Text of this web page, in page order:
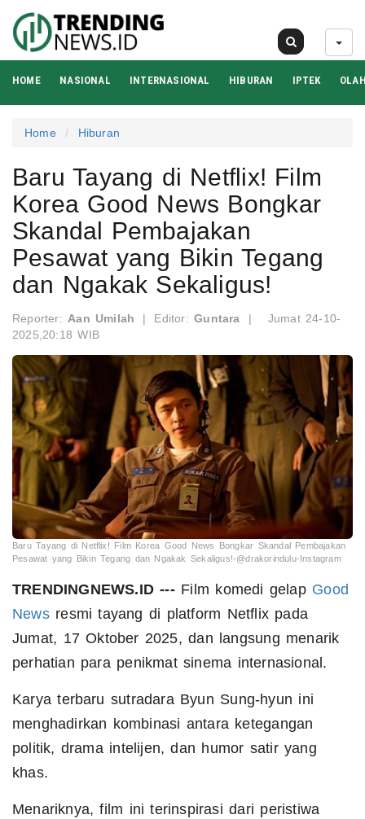
HOME NASIONAL INTERNASIONAL HIBURAN IPTEK
Home Hiburan
Baru Tayang di Netflix! Film
Korea Good News Bongkar
Skandal Pembajakan
Pesawat yang Bikin Tegang
dan Ngakak Sekaligus!
Reporter: Aan Umilah | Editor:Guntara |
Jumat 24-10-
2025,20:18 WIB
Baru Tayang di Netflix! Film Korea Good News Bongkar Skandal Pembajakan
Pesawat yang Bikin Tegang dan Ngakak Sekaligus!-@drakorindulu-Instagram
TRENDINGNEWS.ID ---Film komedi gelap Good
Newsresmi tayang di platform Netflix pada
Jumat, 17 Oktober 2025, dan langsung menarik
perhatian para penikmat sinema internasional.
Karya terbaru sutradara Byun Sung-hyun ini
menghadirkan kombinasi antara ketegangan
politik, drama intelijen, dan humor satir yang
khas.
Menariknya, film ini terinspirasi dari peristiwa